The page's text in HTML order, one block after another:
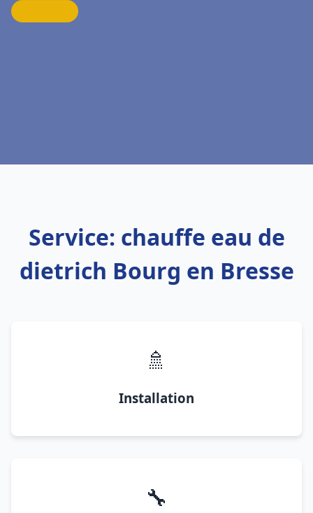
Service: chauffe eau de
dietrich Bourg en Bresse
🚿
Installation
🔧